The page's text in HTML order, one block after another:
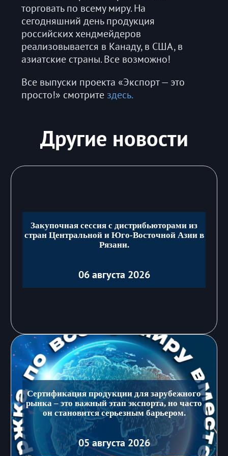
торговать по всему миру. На
сегодняшний день продукция
российских хендмейдеров
реализовывается в Канаду, в США, в
азиатские страны. Все возможно!
Все выпуски проекта «Экспорт — это
просто!» смотрите здесь.
Другие новости
Закупочная сессия с дистрибьюторами из
стран Центральной и Юго-Восточной Азии в
Рязани.
06 августа 2026
Сертификация продукции для зарубежного
рынка – это важный этап экспорта, но часто
он становится серьезным барьером.
05 августа 2026